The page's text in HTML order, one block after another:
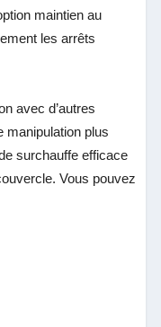
maintien au
les arrêts
avec d’autres
manipulation plus
surchauffe efficace
Vous pouvez